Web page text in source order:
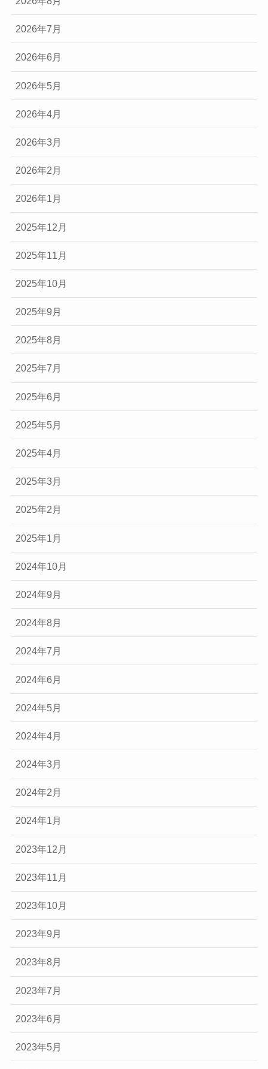
2026年7月
2026年6月
2026年5月
2026年4月
2026年3月
2026年2月
2026年1月
2025年12月
2025年11月
2025年10月
2025年9月
2025年8月
2025年7月
2025年6月
2025年5月
2025年4月
2025年3月
2025年2月
2025年1月
2024年10月
2024年9月
2024年8月
2024年7月
2024年6月
2024年5月
2024年4月
2024年3月
2024年2月
2024年1月
2023年12月
2023年11月
2023年10月
2023年9月
2023年8月
2023年7月
2023年6月
2023年5月